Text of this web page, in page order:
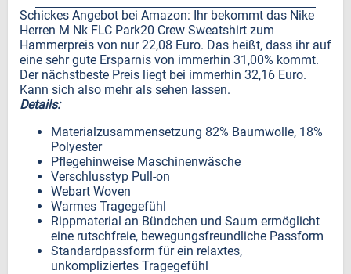
Schickes Angebot bei Amazon: Ihr bekommt das Nike
Herren M Nk FLC Park20 Crew Sweatshirt zum
Hammerpreis von nur 22,08 Euro. Das heißt, dass ihr auf
eine sehr gute Ersparnis von immerhin 31,00% kommt.
Der nächstbeste Preis liegt bei immerhin 32,16 Euro.
Kann sich also mehr als sehen lassen.
Details:
Materialzusammensetzung 82% Baumwolle, 18%
Polyester
Pflegehinweise Maschinenwäsche
Verschlusstyp Pull-on
Webart Woven
Warmes Tragegefühl
Rippmaterial an Bündchen und Saum ermöglicht
eine rutschfreie, bewegungsfreundliche Passform
Standardpassform für ein relaxtes,
unkompliziertes Tragegefühl